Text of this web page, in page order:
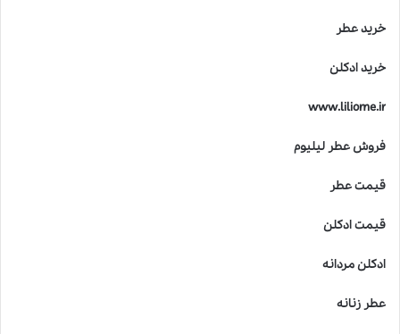
خرید عطر
خرید ادکلن
www.liliome.ir
فروش عطر لیلیوم
قیمت عطر
قیمت ادکلن
ادکلن مردانه
عطر زنانه